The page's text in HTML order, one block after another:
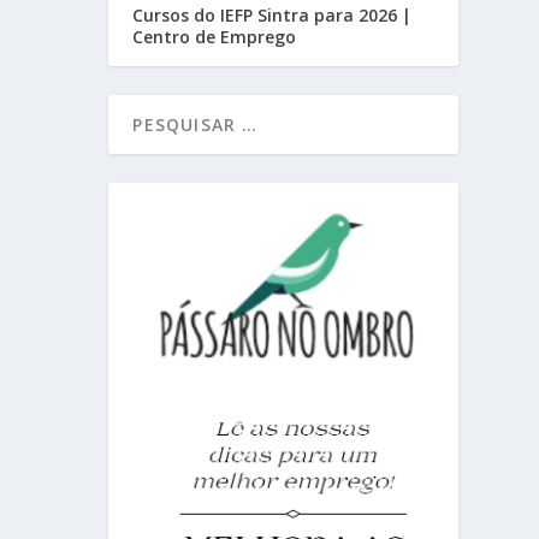
Cursos do IEFP Sintra para 2026 |
Centro de Emprego